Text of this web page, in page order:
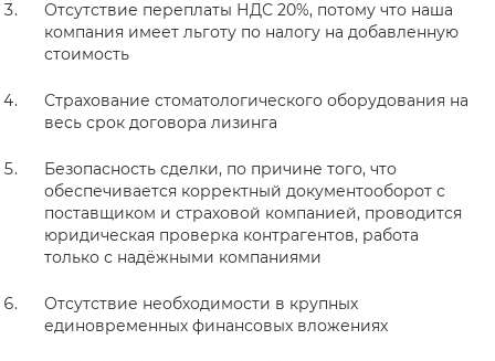
Отсутствие переплаты НДС 20%, потому что наша
компания имеет льготу по налогу на добавленную
стоимость
Страхование стоматологического оборудования на
весь срок договора лизинга
Безопасность сделки, по причине того, что
обеспечивается корректный документооборот с
поставщиком и страховой компанией, проводится
юридическая проверка контрагентов, работа
только с надёжными компаниями
Отсутствие необходимости в крупных
единовременных финансовых вложениях